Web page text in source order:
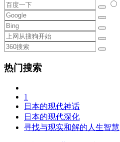
热门搜索
1
日本的现代神话
日本的现代深化
寻找与现实和解的人生智慧